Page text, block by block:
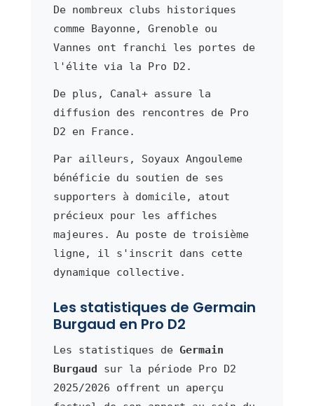
De nombreux clubs historiques
comme Bayonne, Grenoble ou
Vannes ont franchi les portes de
l'élite via la Pro D2.
De plus, Canal+ assure la
diffusion des rencontres de Pro
D2 en France.
Par ailleurs, Soyaux Angouleme
bénéficie du soutien de ses
supporters à domicile, atout
précieux pour les affiches
majeures. Au poste de troisième
ligne, il s'inscrit dans cette
dynamique collective.
Les statistiques de Germain
Burgaud en Pro D2
Les statistiques de Germain
Burgaud sur la période Pro D2
2025/2026 offrent un aperçu